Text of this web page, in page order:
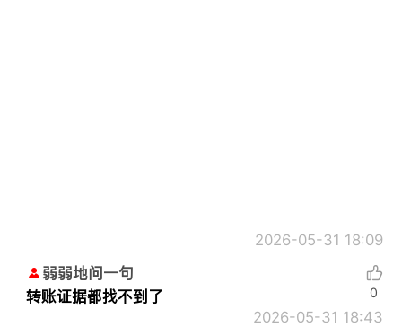
2026-05-31 18:09
弱弱地问一句
转账证据都找不到了
2026-05-31 18:43
0